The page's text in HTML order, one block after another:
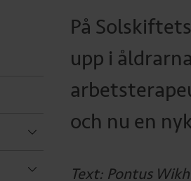
På
upp i
och nu en
Text: Pontus